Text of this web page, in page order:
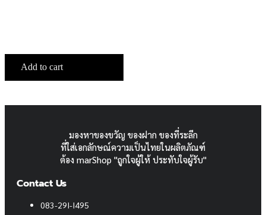
Add to cart
มองหาของขวัญ ของฝาก ของที่ระลีก
ที่ใส่เอกลักษณ์ความเป็นไทยในผลิตภัณฑ์
ต้อง marShop "ถูกใจผู้ให้ ประทับใจผู้รับ"
Contact Us
083-29I-I495